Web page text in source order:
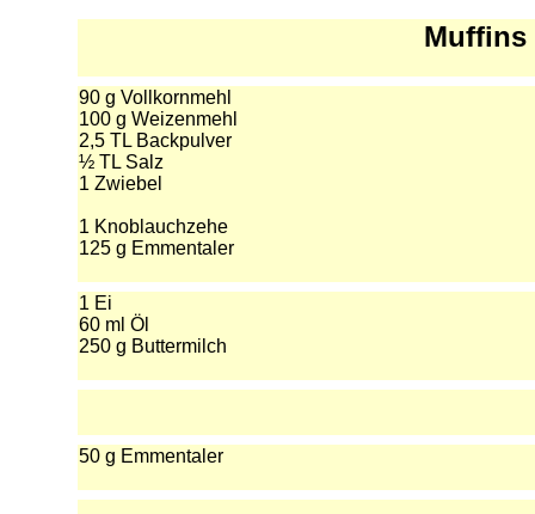
Muffins
90 g Vollkornmehl
100 g Weizenmehl
2,5 TL Backpulver
½ TL Salz
1 Zwiebel
1 Knoblauchzehe
125 g Emmentaler
1 Ei
60 ml Öl
250 g Buttermilch
50 g Emmentaler